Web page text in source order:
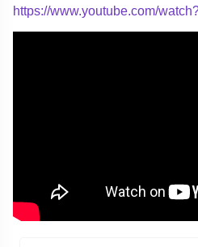
https://www.youtube.com/